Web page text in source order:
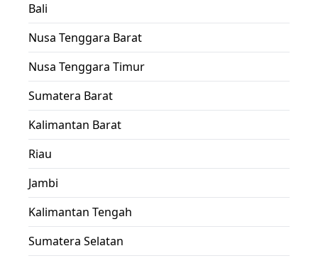
Bali
Nusa Tenggara Barat
Nusa Tenggara Timur
Sumatera Barat
Kalimantan Barat
Riau
Jambi
Kalimantan Tengah
Sumatera Selatan